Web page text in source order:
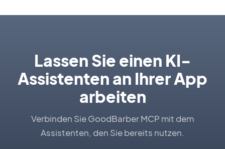
Lassen Sie einen KI-
Assistenten an Ihrer App
arbeiten
Verbinden Sie GoodBarber MCP mit dem
Assistenten, den Sie bereits nutzen.